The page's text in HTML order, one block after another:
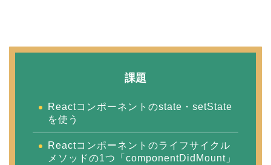
課題
Reactコンポーネントのstate・setState
を使う
Reactコンポーネントのライフサイクル
メソッドの1つ「componentDidMount」